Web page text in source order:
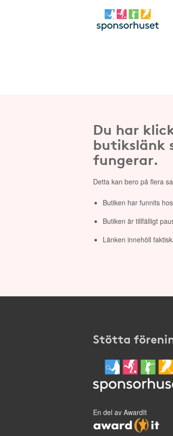
Du har
butikslänk
fungerar.
Detta kan bero på flera
Butiken har funnits
Butiken är tillfälligt
Länken innehöll
Stötta
En del av AwardIt